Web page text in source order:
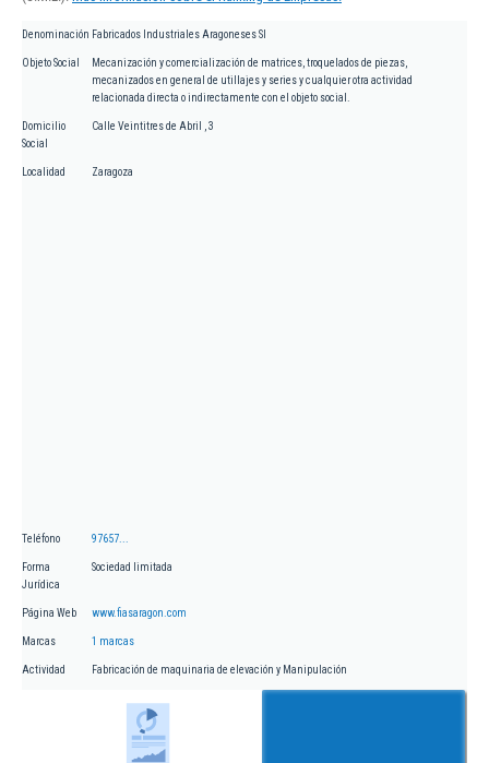
Denominación Fabricados Industriales Aragoneses Sl
Objeto Social
Mecanización y comercialización de matrices, troquelados de piezas,
mecanizados en general de utillajes y series y cualquier otra actividad
relacionada directa o indirectamente con el objeto social.
Domicilio
Social
Calle Veintitres de Abril , 3
Localidad Zaragoza
Teléfono 97657...
Forma
Jurídica
Sociedad limitada
Página Web www.fiasaragon.com
Marcas 1 marcas
Actividad Fabricación de maquinaria de elevación y Manipulación